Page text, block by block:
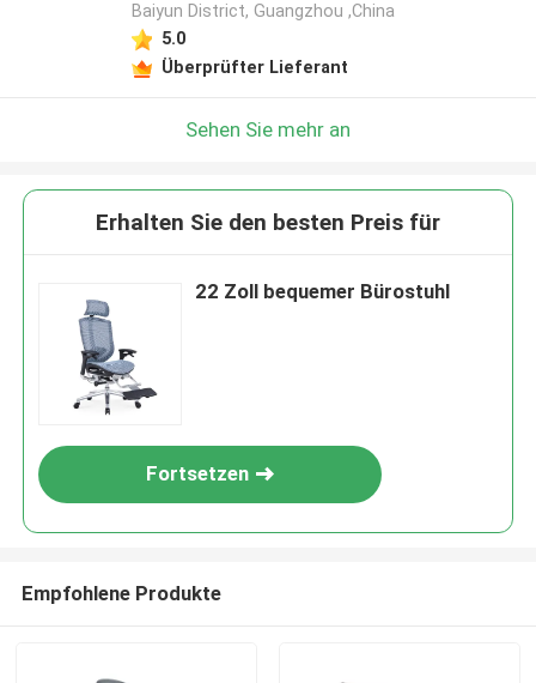
Baiyun District, Guangzhou ,China
5.0
Überprüfter Lieferant
Sehen Sie mehr an
Erhalten Sie den besten Preis für
22 Zoll bequemer Bürostuhl
Fortsetzen
Empfohlene Produkte